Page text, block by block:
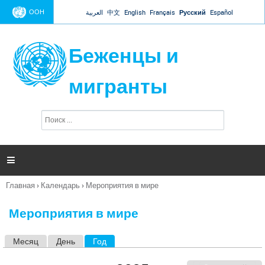
Jump to navigation
ООН العربية 中文 English Français Русский Español
Беженцы и
мигранты
п
и

Вы
Главная › Календарь › Мероприятия в мире
Мероприятия в мире
Месяц День Год